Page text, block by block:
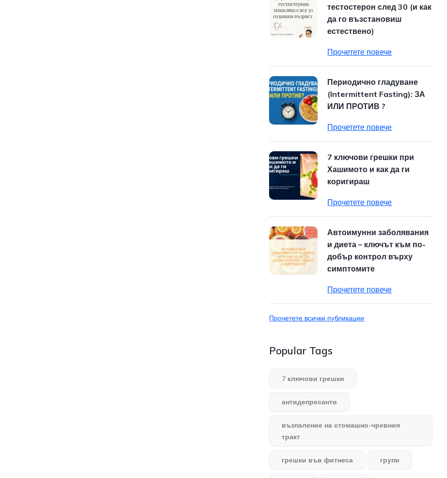
тестостерон след 30 (и как
да го възстановиш
естествено)
Прочетете повече
Периодично гладуване
(Intermittent Fasting): ЗА
ИЛИ ПРОТИВ ?
Прочетете повече
7 ключови грешки при
Хашимото и как да ги
коригираш
Прочетете повече
Автоимунни заболявания
и диета – ключът към по-
добър контрол върху
симптомите
Прочетете повече
Прочетете всички публикации
Popular Tags
7 ключови грешки
антидепресанти
възпаление на стомашно-чревния
тракт
грешки във фитнеса групи